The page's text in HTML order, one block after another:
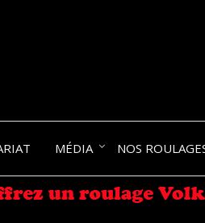
MÉDIA NOS